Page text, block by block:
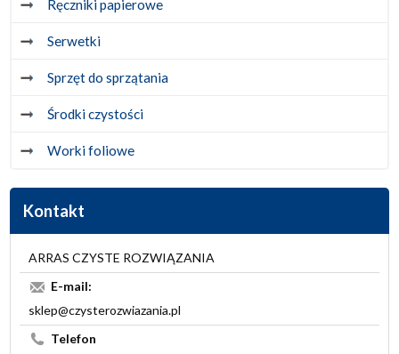
Ręczniki papierowe
Serwetki
Sprzęt do sprzątania
Środki czystości
Worki foliowe
Kontakt
ARRAS CZYSTE ROZWIĄZANIA
E-mail:
sklep@czysterozwiazania.pl
Telefon